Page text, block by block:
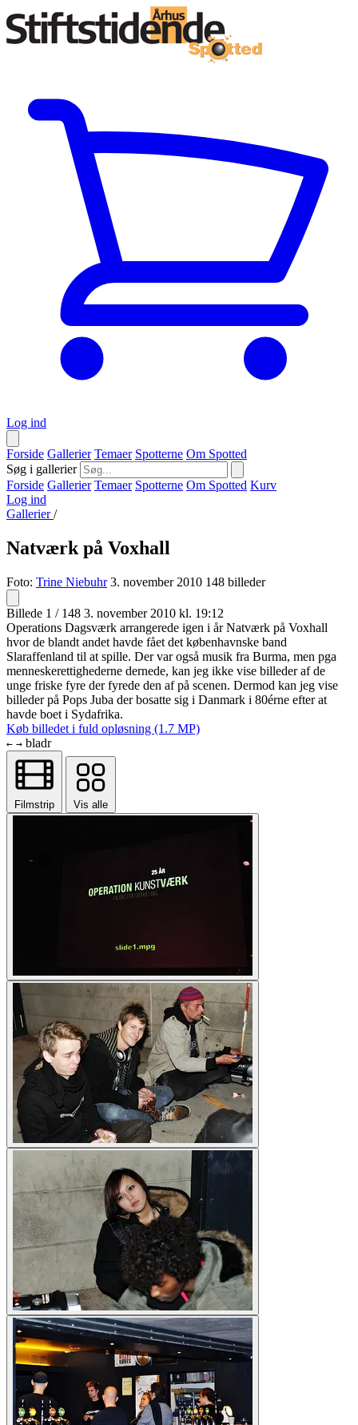
Log ind
Forside Gallerier Temaer Spotterne Om Spotted
Søg i gallerier
Forside Gallerier Temaer Spotterne Om Spotted Kurv
Log ind
Gallerier/
Natværk på Voxhall
Foto: Trine Niebuhr 3. november 2010 148 billeder
Billede 1 / 148 3. november 2010 kl. 19:12
Operations Dagsværk arrangerede igen i år Natværk på Voxhall
hvor de blandt andet havde fået det københavnske band
Slaraffenland til at spille. Der var også musik fra Burma, men pga
menneskerettighederne dernede, kan jeg ikke vise billeder af de
unge friske fyre der fyrede den af på scenen. Dermod kan jeg vise
billeder på Pops Juba der bosatte sig i Danmark i 80érne efter at
havde boet i Sydafrika.
Køb billedet i fuld opløsning (1.7 MP)
← → bladr
Filmstrip Vis alle